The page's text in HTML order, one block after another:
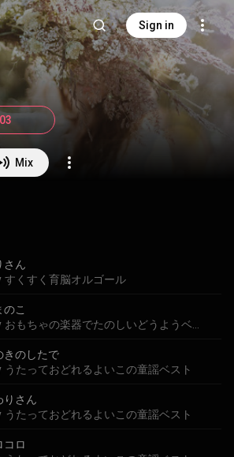
Sign in
Mix
さん
すくすく育脳オルゴール
こ
きのしたで
うたっておどれるよいこの童謡ベスト
りさん
うたっておどれるよいこの童謡ベスト
コロ